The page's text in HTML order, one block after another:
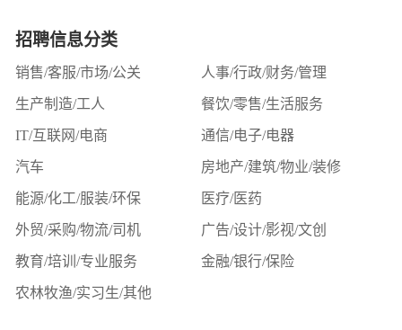
招聘信息分类
销售/客服/市场/公关 人事/行政/财务/管理
生产制造/工人 餐饮/零售/生活服务
IT/互联网/电商 通信/电子/电器
汽车 房地产/建筑/物业/装修
能源/化工/服装/环保 医疗/医药
外贸/采购/物流/司机 广告/设计/影视/文创
教育/培训/专业服务 金融/银行/保险
农林牧渔/实习生/其他